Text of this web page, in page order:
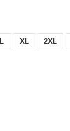
L XL 2XL